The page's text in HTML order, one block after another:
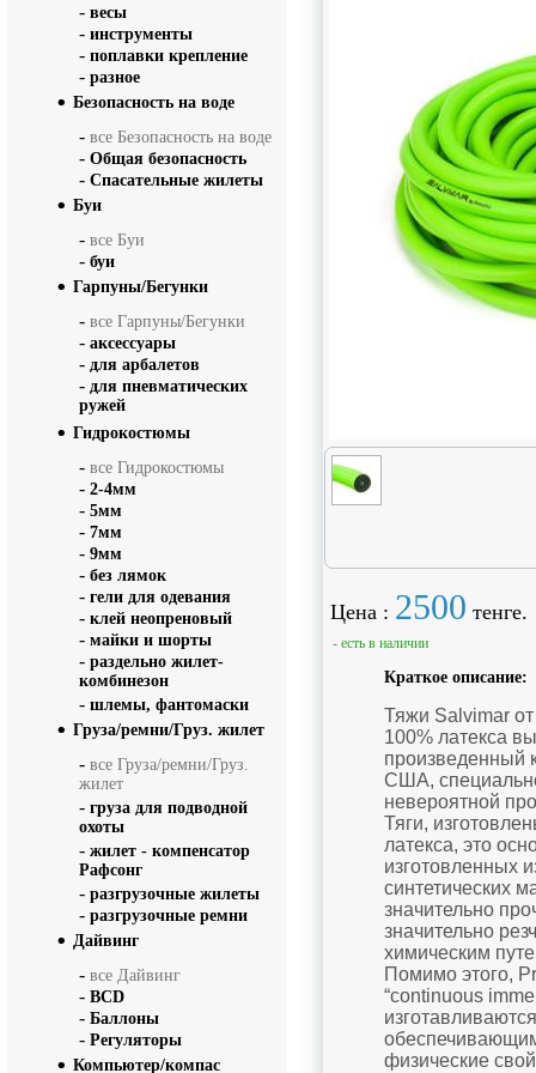
Краткое описание:
Тяжи Salvimar
100% латекса
произведенный
США,
невероятной
Тяги,
латекса, это
изготовленных
синтетических
значительно
значительно
химическим
Помимо этого,
“continuous
физические
Цена : 2500 тенге.
- есть в наличии
- весы
- инструменты
- поплавки крепление
- разное
Безопасность на воде
- все Безопасность на воде
- Общая безопасность
- Спасательные жилеты
Буи
- все Буи
- буи
Гарпуны/Бегунки
- все Гарпуны/Бегунки
- аксессуары
- для арбалетов
- для пневматических
ружей
Гидрокостюмы
- все Гидрокостюмы
- 2-4мм
- 5мм
- 7мм
- 9мм
- без лямок
- гели для одевания
- клей неопреновый
- майки и шорты
- раздельно жилет-
комбинезон
- шлемы, фантомаски
Груза/ремни/Груз. жилет
- все Груза/ремни/Груз.
жилет
- груза для подводной
охоты
- жилет - компенсатор
Рафсонг
- разгрузочные жилеты
- разгрузочные ремни
Дайвинг
- все Дайвинг
- BCD
- Баллоны
- Регуляторы
Компьютер/компас